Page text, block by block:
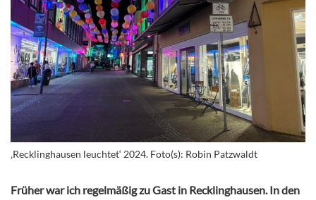
‚Recklinghausen leuchtet‘ 2024. Foto(s): Robin Patzwaldt
Früher war ich regelmäßig zu Gast in Recklinghausen. In den